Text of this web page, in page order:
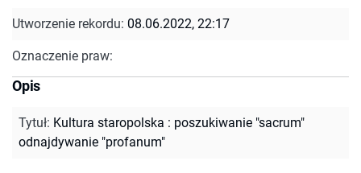
Utworzenie rekordu: 08.06.2022, 22:17
Oznaczenie praw:
Opis
Tytuł: Kultura staropolska : poszukiwanie "sacrum"
odnajdywanie "profanum"